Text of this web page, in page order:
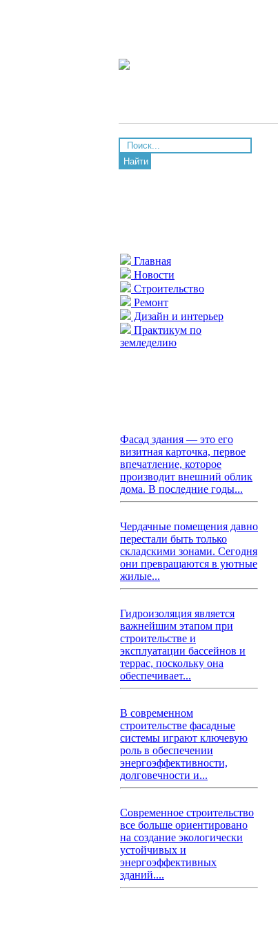
Найти
Главная
Новости
Строительство
Ремонт
Дизайн и интерьер
Практикум по
земледелию
Фасад здания — это его
визитная карточка, первое
впечатление, которое
производит внешний облик
дома. В последние годы...
Чердачные помещения давно
перестали быть только
складскими зонами. Сегодня
они превращаются в уютные
жилые...
Гидроизоляция является
важнейшим этапом при
строительстве и
эксплуатации бассейнов и
террас, поскольку она
обеспечивает...
В современном
строительстве фасадные
системы играют ключевую
роль в обеспечении
энергоэффективности,
долговечности и...
Современное строительство
все больше ориентировано
на создание экологически
устойчивых и
энергоэффективных
зданий....